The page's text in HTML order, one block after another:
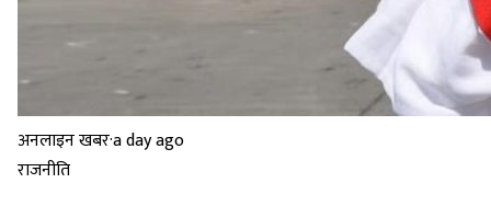
अनलाइन खबर·a day ago
राजनीति